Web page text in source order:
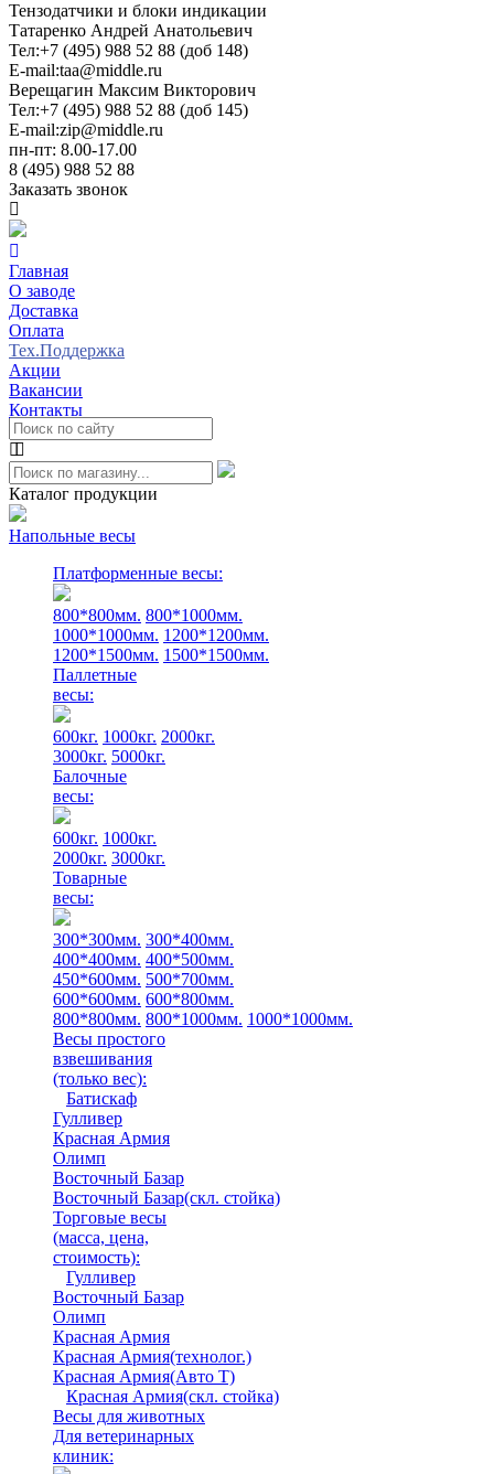
Тензодатчики и блоки индикации
Татаренко Андрей Анатольевич
Тел:+7 (495) 988 52 88 (доб 148)
E-mail:taa@middle.ru
Верещагин Максим Викторович
Тел:+7 (495) 988 52 88 (доб 145)
E-mail:zip@middle.ru
пн-пт: 8.00-17.00
8 (495) 988 52 88
Заказать звонок
Главная
О заводе
Доставка
Оплата
Тех.Поддержка
Акции
Вакансии
Контакты
Каталог продукции
Напольные весы
Платформенные весы:
800*800мм. 800*1000мм.
1000*1000мм. 1200*1200мм.
1200*1500мм. 1500*1500мм.
Паллетные
весы:
600кг. 1000кг. 2000кг.
3000кг. 5000кг.
Балочные
весы:
600кг. 1000кг.
2000кг. 3000кг.
Товарные
весы:
300*300мм. 300*400мм.
400*400мм. 400*500мм.
450*600мм. 500*700мм.
600*600мм. 600*800мм.
800*800мм. 800*1000мм. 1000*1000мм.
Весы простого
взвешивания
(только вес):
Батискаф
Гулливер
Красная Армия
Олимп
Восточный Базар
Восточный Базар(скл. стойка)
Торговые весы
(масса, цена,
стоимость):
Гулливер
Восточный Базар
Олимп
Красная Армия
Красная Армия(технолог.)
Красная Армия(Авто Т)
Красная Армия(скл. стойка)
Весы для животных
Для ветеринарных
клиник: